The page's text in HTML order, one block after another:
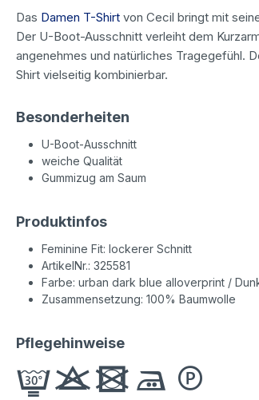
Das Damen T-Shirt von Cecil bringt mit
Der U-Boot-Ausschnitt verleiht dem
angenehmes und natürliches Tragegefühl.
Shirt vielseitig kombinierbar.
Besonderheiten
U-Boot-Ausschnitt
weiche Qualität
Gummizug am Saum
Produktinfos
Feminine Fit: lockerer Schnitt
ArtikelNr.: 325581
Farbe: urban dark blue alloverprint /
Zusammensetzung: 100% Baumwolle
Pflegehinweise